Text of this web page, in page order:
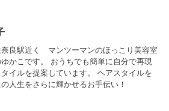
良駅近く マンツーマンのほっこり美容室
ゆかこです。 おうちでも簡単に自分で再現
イルを提案しています。 ヘアスタイルを
人生をさらに輝かせるお手伝い！